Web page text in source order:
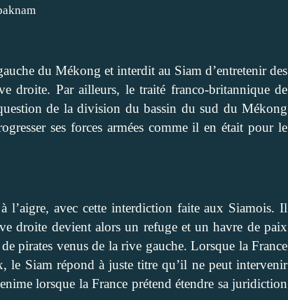
du Mékong et interdit au Siam d’entretenir des
droite. Par ailleurs, le traité franco-britannique de
de la division du bassin du sud du Mékong
ses forces armées comme il en était pour le
l’aigre, avec cette interdiction faite aux Siamois. Il
droite devient alors un refuge et un havre de paix
pirates venus de la rive gauche. Lorsque la France
le Siam répond à juste titre qu’il ne peut intervenir
lorsque la France prétend étendre sa juridiction